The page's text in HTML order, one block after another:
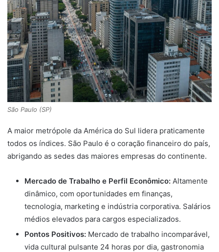
São Paulo (SP)
A maior metrópole da América do Sul lidera praticamente
todos os índices. São Paulo é o coração financeiro do país,
abrigando as sedes das maiores empresas do continente.
Mercado de Trabalho e Perfil Econômico: Altamente
dinâmico, com oportunidades em finanças,
tecnologia, marketing e indústria corporativa. Salários
médios elevados para cargos especializados.
Pontos Positivos: Mercado de trabalho incomparável,
vida cultural pulsante 24 horas por dia, gastronomia